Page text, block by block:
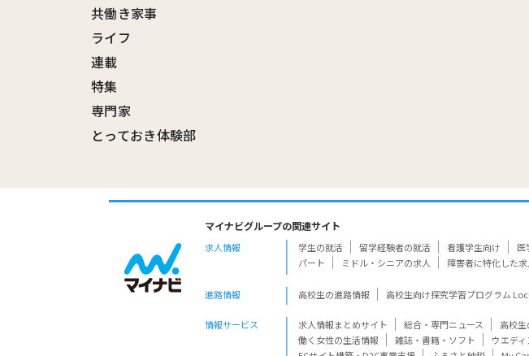
共働き家事
ライフ
連載
特集
専門家
とっておき体験部
マイナビグループの関連サイト
求人情報 学生の就活 留学経験者の就活 看護学生向け 医
パート
ミドル・シニアの求人 障害者に特化した
進路情報 高校生の進路情報 高校生向け探究学習プログラム
情報サービス 求人情報まとめサイト 総合・専門ニュース 高校生
働く女性の生活情報
雑誌・書籍・ソフト ウエデ